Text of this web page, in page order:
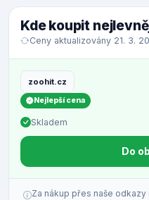
Kde koupit
Ceny aktualizovány 21. 3.
zoohit.cz
Nejlepší cena
Skladem
Do
Za nákup přes naše